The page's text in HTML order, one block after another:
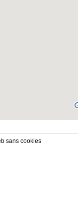
sans cookies